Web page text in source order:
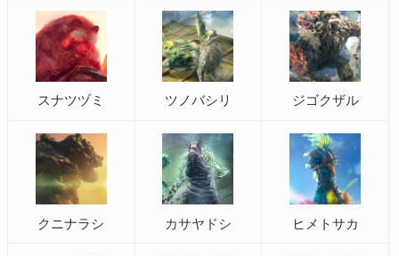
スナツヅミ ツノバシリ ジゴクザル
クニナラシ カサヤドシ ヒメトサカ